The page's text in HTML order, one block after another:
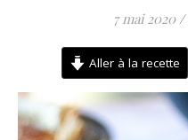
7 mai 2020 /
Aller à la recette